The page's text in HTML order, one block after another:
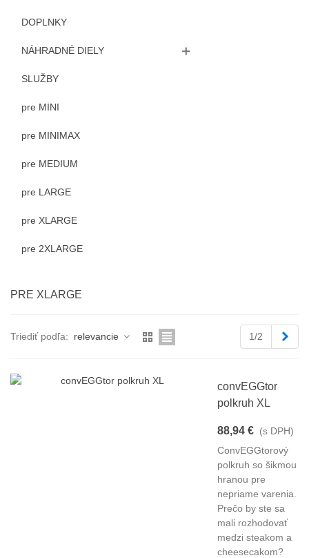
DOPLNKY
NÁHRADNÉ DIELY
SLUŽBY
pre MINI
pre MINIMAX
pre MEDIUM
pre LARGE
pre XLARGE
pre 2XLARGE
PRE XLARGE
Triediť podľa: relevancie 1/2
convEGGtor
polkruh XL
88,94 € (s DPH)
ConvEGGtorový
polkruh so šikmou
hranou pre
nepriame varenia.
Prečo by ste sa
mali rozhodovať
medzi steakom a
cheesecakom?